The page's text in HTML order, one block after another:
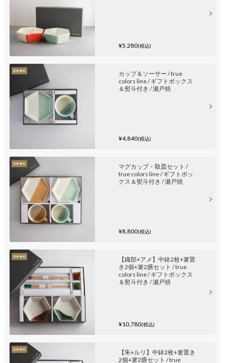
¥5,280(税込)
カップ＆ソーサー / true
colors line / ギフトボックス
＆熨斗付き / 瀬戸焼
¥4,840(税込)
マグカップ・取皿セット /
true colors line / ギフトボッ
クス＆熨斗付き / 瀬戸焼
¥8,800(税込)
【織部+アメ】中鉢2枚+箸置
き2個+箸2膳セット / true
colors line / ギフトボックス
＆熨斗付き / 瀬戸焼
¥10,780(税込)
【朱+ルリ】中鉢2枚+箸置き
2個+箸2膳セット / true